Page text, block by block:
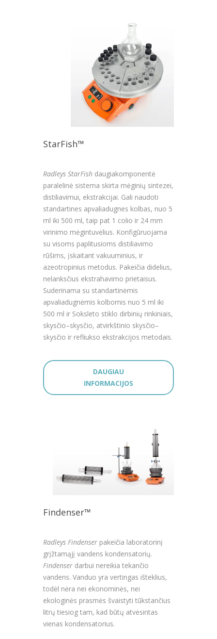
StarFish™
Radleys StarFish daugiakomponentė
paralelinė sistema skirta mėginių sintezei,
distiliavimui, ekstrakcijai. Gali naudoti
standartines apvaliadugnes kolbas, nuo 5
ml iki 500 ml, taip pat 1 colio ir 24 mm
virinimo mėgintuvėlius. Konfigūruojama
su visoms paplitusioms distiliavimo
rūšims, įskaitant vakuuminius, ir
azeotropinius metodus. Pakeičia didelius,
nelanksčius ekstrahavimo prietaisus.
Suderinama su standartinėmis
apvaliadugnėmis kolbomis nuo 5 ml iki
500 ml ir Soksleto stiklo dirbinių rinkiniais,
skysčio–skysčio, atvirkštinio skysčio–
skysčio ir refliukso ekstrakcijos metodais.
DAUGIAU
INFORMACIJOS
Findenser™
Radleys Findenser pakeičia laboratorinį
grįžtamąjį vandens kondensatorių.
Findenser darbui nereikia tekančio
vandens. Vanduo yra vertingas išteklius,
todėl nėra nei ekonominės, nei
ekologinės prasmės švaistyti tūkstančius
litrų tiesiog tam, kad būtų atvėsintas
vienas kondensatorius.